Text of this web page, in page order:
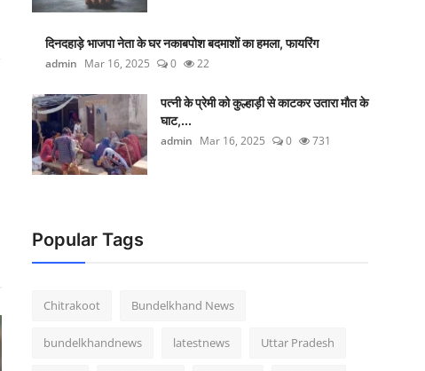
दिनदहाड़े भाजपा नेता के घर नकाबपोश बदमाशों का हमला, फायरिंग
admin Mar 16, 2025 0 22
पत्नी के प्रेमी को कुल्हाड़ी से काटकर उतारा मौत के
घाट,...
admin Mar 16, 2025 0 731
Popular Tags
Chitrakoot Bundelkhand News
bundelkhandnews latestnews Uttar Pradesh